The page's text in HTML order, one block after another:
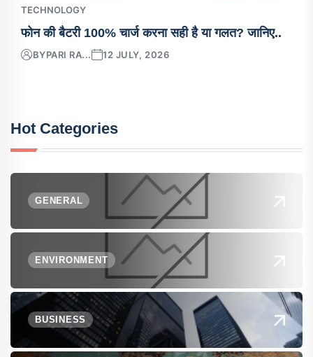
TECHNOLOGY
फोन की बैटरी 100% चार्ज करना सही है या गलत? जानिए..
BYPARI RA... 12 JULY, 2026
Hot Categories
GENERAL
ENVIRONMENT
BUSINESS